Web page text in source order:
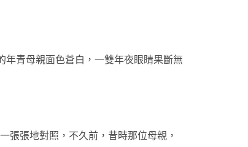
青母親面色蒼白，一雙年夜眼睛果斷無
張張地對照，不久前，昔時那位母親，